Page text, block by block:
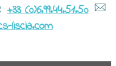
+33 (0)6.99.44.51.50
liscia.com